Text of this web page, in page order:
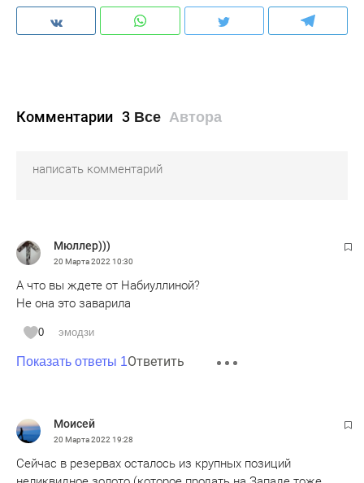
Комментарии 3 Все Автора
Мюллер)))
20 Марта 2022 10:30
А что вы ждете от Набиуллиной?
Не она это заварила
0 эмодзи
Показать ответы 1Ответить
Моисей
20 Марта 2022 19:28
Сейчас в резервах осталось из крупных позиций